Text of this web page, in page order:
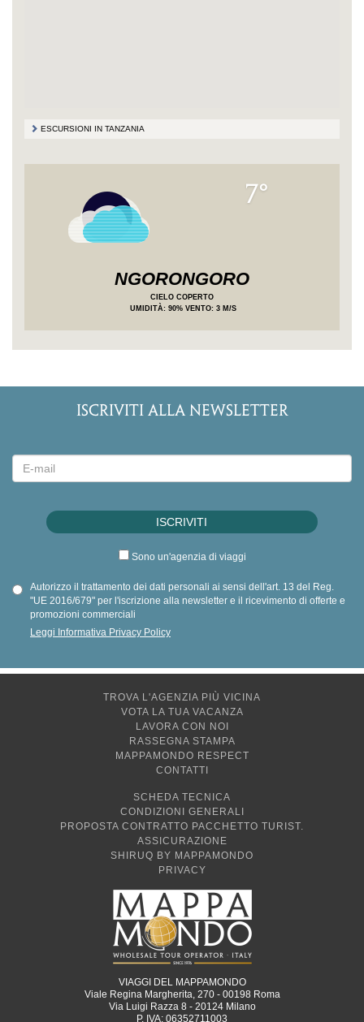
ESCURSIONI IN TANZANIA
7°
NGORONGORO
CIELO COPERTO
UMIDITÀ: 90% VENTO: 3 M/S
ISCRIVITI ALLA NEWSLETTER
Sono un'agenzia di viaggi
Autorizzo il trattamento dei dati personali ai sensi dell'art. 13 del Reg.
"UE 2016/679" per l'iscrizione alla newsletter e il ricevimento di offerte e
promozioni commerciali
Leggi Informativa Privacy Policy
TROVA L'AGENZIA PIÙ VICINA
VOTA LA TUA VACANZA
LAVORA CON NOI
RASSEGNA STAMPA
MAPPAMONDO RESPECT
CONTATTI
SCHEDA TECNICA
CONDIZIONI GENERALI
PROPOSTA CONTRATTO PACCHETTO TURIST.
ASSICURAZIONE
SHIRUQ BY MAPPAMONDO
PRIVACY
VIAGGI DEL MAPPAMONDO
Viale Regina Margherita, 270 - 00198 Roma
Via Luigi Razza 8 - 20124 Milano
P. IVA: 06352711003